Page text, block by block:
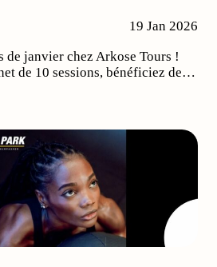
19 Jan 2026
de janvier chez Arkose Tours !
de 10 sessions, bénéficiez de…